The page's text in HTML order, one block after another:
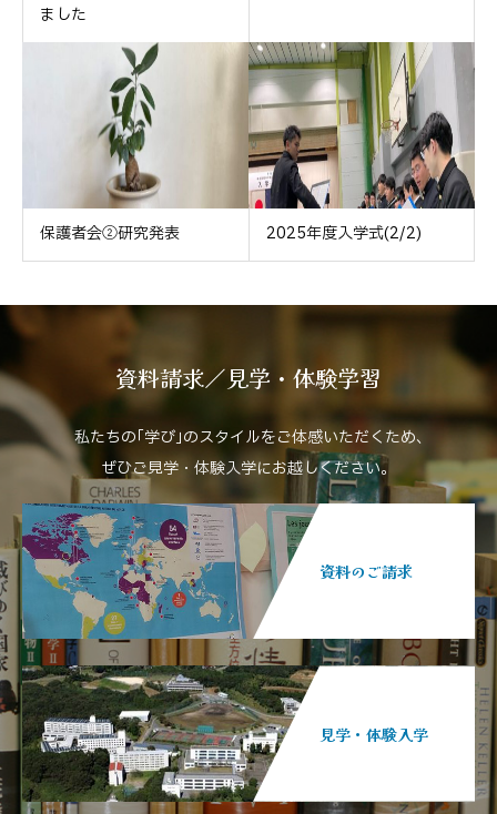
ました
保護者会②研究発表 2025年度入学式(2/2)
資料請求／見学・体験学習
私たちの｢学び｣のスタイルをご体感いただくため､
ぜひご見学・体験入学にお越しください。
資料のご請求
見学・体験入学